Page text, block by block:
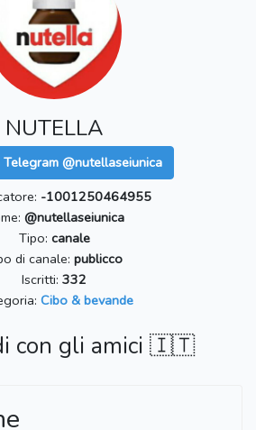
NUTELLA
@nutellaseiunica
-1001250464955
@nutellaseiunica
Tipo: canale
di canale: publicco
Iscritti: 332
Cibo & bevande
con gli amici 🇮🇹